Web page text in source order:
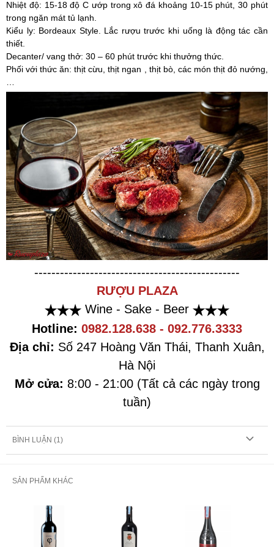
Nhiệt độ: 15-18 độ C ướp trong xô đá khoảng 10-15 phút, 30 phút
trong ngăn mát tủ lạnh.
Kiểu ly: Bordeaux Style. Lắc rượu trước khi uống là động tác cần
thiết.
Decanter/ vang thở: 30 – 60 phút trước khi thưởng thức.
Phối với thức ăn: thịt cừu, thịt ngan , thịt bò, các món thịt đỏ nướng,
------------------------------------------------
RƯỢU PLAZA
Wine - Sake - Beer
Hotline: 0982.128.638 - 092.776.3333
Địa chỉ: Số 247 Hoàng Văn Thái, Thanh Xuân,
Hà Nội
Mở cửa: 8:00 - 21:00 (Tất cả các ngày trong
tuần)
BÌNH LUẬN (1)
SẢN PHẨM KHÁC